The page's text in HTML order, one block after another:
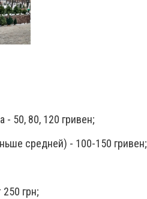
- 50, 80, 120 гривен;
средней) - 100-150 гривен;
грн;